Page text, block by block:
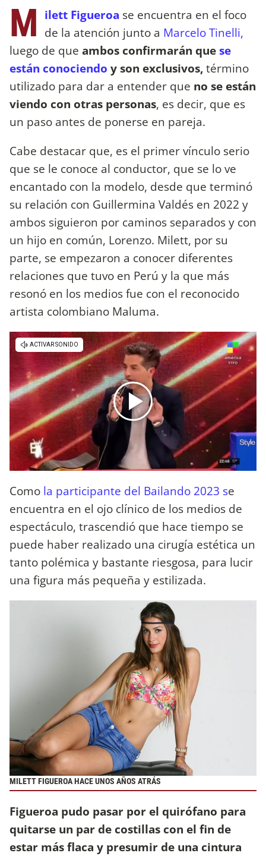
M ilett Figueroa se encuentra en el foco
de la atención junto a Marcelo Tinelli,
luego de que ambos confirmarán quese
están conociendo y son exclusivos,término
utilizado para dar a entender que no se están
viendo con otras personas, es decir, que es
un paso antes de ponerse en pareja.
Cabe destacar que, es el primer vínculo serio
que se le conoce al conductor, que se lo ve
encantado con la modelo, desde que terminó
su relación con Guillermina Valdés en 2022 y
ambos siguieron por caminos separados y con
un hijo en común, Lorenzo. Milett, por su
parte, se empezaron a conocer diferentes
relaciones que tuvo en Perú y la que más
resonó en los medios fue con el reconocido
artista colombiano Maluma.
Como la participante del Bailando 2023 se
encuentra en el ojo clínico de los medios de
espectáculo, trascendió que hace tiempo se
puede haber realizado una cirugía estética un
tanto polémica y bastante riesgosa, para lucir
una figura más pequeña y estilizada.
MILETT FIGUEROA HACE UNOS AÑOS ATRÁS
Figueroa pudo pasar por el quirófano para
quitarse un par de costillas con el fin de
estar más flaca y presumir de una cintura